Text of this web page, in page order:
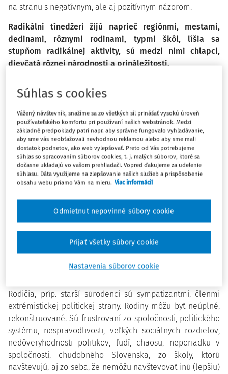
na stranu s negatívnym, ale aj pozitívnym názorom.
Radikálni tínedžeri žijú naprieč regiónmi, mestami,
dedinami, rôznymi rodinami, typmi škôl, líšia sa
stupňom radikálnej aktivity, sú medzi nimi chlapci,
dievčatá rôznej národnosti a prináležitosti.
spoločnosti, z rôzneho sociálneho zázemia, sú na ZŠ, SŠ,
názor). Môžu mať psychické, mentálne, sociálne, rodinné či
iné problémy, ktoré neriešia, alebo sa pokúšajú riešiť bez
väčších úspechov, problémy v škole (učenie, motivácia,
vzťahy, nízka úroveň a kvalita školy). Chcú niekam patriť,
blízke prostredie ich neprijíma, spôsobuje im traumu, je
plné problémov, sú ľahko ovplyvniteľní, chcú sa odlíšiť.
nenaplnenú túžbu po disciplíne, vizuálne sa môžu, ale aj
nemusia odlišovať, radi diskutujú, ale môžu byť aj menej
komunikatívni. Nemajú schopnosť primeranej
Radikalizmus je výsledkom viacerých činiteľov,
Rodičia, príp. starší súrodenci sú sympatizantmi, členmi
extrémistickej politickej strany. Rodiny môžu byť neúplné,
rekonštruované. Sú frustrovaní zo spoločnosti, politického
systému, nespravodlivosti, veľkých sociálnych rozdielov,
nedôveryhodnosti politikov, ľudí, chaosu, neporiadku v
spoločnosti, chudobného Slovenska, zo školy, ktorú
navštevujú, aj zo seba, že nemôžu navštevovať inú (lepšiu)
Súhlas s cookies
Vážený návštevník, snažíme sa zo všetkých síl prinášať vysokú úroveň
používateľského komfortu pri používaní našich webstránok. Medzi
základné predpoklady patrí napr. aby správne fungovalo vyhľadávanie,
aby sme vás neobťažovali nevhodnou reklamou alebo aby sme mali
dostatok podnetov, ako web vylepšovať. Preto od Vás potrebujeme
súhlas so spracovaním súborov cookies, t. j. malých súborov, ktoré sa
dočasne ukladajú vo vašom prehliadači. Vopred ďakujeme za udelenie
súhlasu. Dáta využijeme na zlepšovanie našich služieb a prispôsobenie
obsahu webu priamo Vám na mieru. Viac informácií
Nastavenia súborov cookie
Odmietnut nepovinné súbory cookie
Prijať všetky súbory cookie